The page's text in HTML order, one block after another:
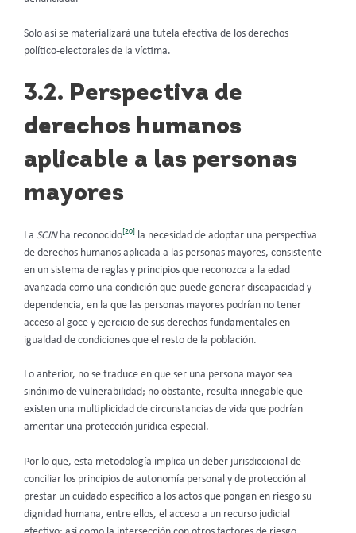
Solo así se materializará una tutela efectiva de los derechos
político-electorales de la víctima.
3.2. Perspectiva de
derechos humanos
aplicable a las personas
mayores
La SCJN ha reconocido [20]
la necesidad de adoptar una perspectiva
de derechos humanos aplicada a las personas mayores, consistente
en un sistema de reglas y principios que reconozca a la edad
avanzada como una condición que puede generar discapacidad y
dependencia, en la que las personas mayores podrían no tener
acceso al goce y ejercicio de sus derechos fundamentales en
igualdad de condiciones que el resto de la población.
Lo anterior, no se traduce en que ser una persona mayor sea
sinónimo de vulnerabilidad; no obstante, resulta innegable que
existen una multiplicidad de circunstancias de vida que podrían
ameritar una protección jurídica especial.
Por lo que, esta metodología implica un deber jurisdiccional de
conciliar los principios de autonomía personal y de protección al
prestar un cuidado específico a los actos que pongan en riesgo su
dignidad humana, entre ellos, el acceso a un recurso judicial